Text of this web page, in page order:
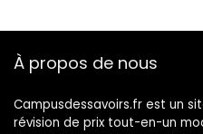
À propos de nous
Campusdessavoirs.fr est un
révision de prix tout-en-un